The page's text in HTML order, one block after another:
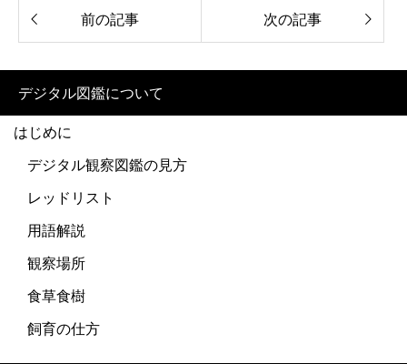
前の記事 次の記事
デジタル図鑑について
はじめに
デジタル観察図鑑の見方
レッドリスト
用語解説
観察場所
食草食樹
飼育の仕方